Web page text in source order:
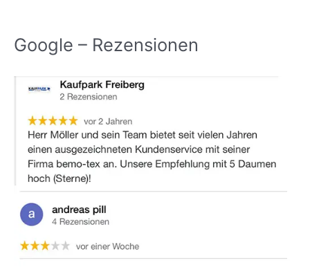
Google – Rezensionen